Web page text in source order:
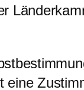
eine